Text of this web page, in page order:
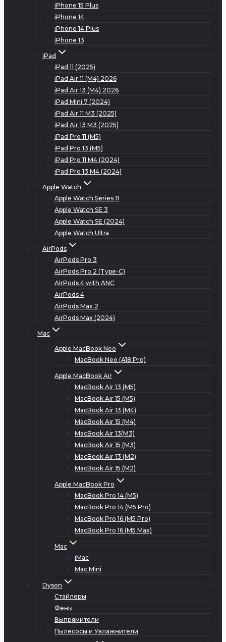
iPhone 15 Plus
iPhone 14
iPhone 14 Plus
iPhone 13
iPad
iPad 11 (2025)
iPad Air 11 (M4) 2026
iPad Air 13 (M4) 2026
iPad Mini 7 (2024)
iPad Air 11 M3 (2025)
iPad Air 13 M3 (2025)
iPad Pro 11 (M5)
iPad Pro 13 (M5)
iPad Pro 11 M4 (2024)
iPad Pro 13 M4 (2024)
Apple Watch
Apple Watch Series 11
Apple Watch SE 3
Apple Watch SE (2024)
Apple Watch Ultra
AirPods
AirPods Pro 3
AirPods Pro 2 (Type-C)
AirPods 4 with ANC
AirPods 4
AirPods Max 2
AirPods Max (2024)
Mac
Apple MacBook Neo
MacBook Neo (A18 Pro)
Apple MacBook Air
MacBook Air 13 (M5)
MacBook Air 15 (M5)
MacBook Air 13 (M4)
MacBook Air 15 (M4)
MacBook Air 13(M3)
MacBook Air 15 (M3)
MacBook Air 13 (M2)
MacBook Air 15 (M2)
Apple MacBook Pro
MacBook Pro 14 (M5)
MacBook Pro 14 (M5 Pro)
MacBook Pro 16 (M5 Pro)
MacBook Pro 16 (M5 Max)
Mac
iMac
Mac Mini
Dyson
Стайлеры
Фены
Выпрямители
Пылесосы и Увлажнители